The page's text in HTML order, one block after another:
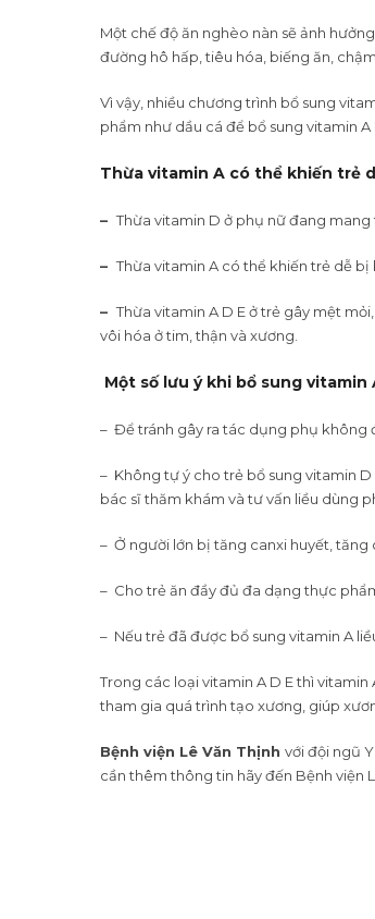
Một chế độ ăn nghèo nàn sẽ ảnh
đường hô hấp, tiêu hóa, biếng ăn,
Vì vậy, nhiều chương trình bổ sung
phẩm như dầu cá để bổ sung vitamin
Thừa vitamin A có thể khiến trẻ
–Thừa vitamin D ở phụ nữ đang
–Thừa vitamin A có thể khiến trẻ dễ
–Thừa vitamin A D E ở trẻ gây mệt
vôi hóa ở tim, thận và xương.
Một số lưu ý khi bổ sung vitamin
– Để tránh gây ra tác dụng phụ không
– Không tự ý cho trẻ bổ sung vitamin
bác sĩ thăm khám và tư vấn liều dùng
– Ở người lớn bị tăng canxi huyết, tăng
– Cho trẻ ăn đầy đủ đa dạng thực
– Nếu trẻ đã được bổ sung vitamin A
Trong các loại vitamin A D E thì
tham gia quá trình tạo xương, giúp
Bệnh viện Lê Văn Thịnh với đội ngũ
cần thêm thông tin hãy đến Bệnh viện